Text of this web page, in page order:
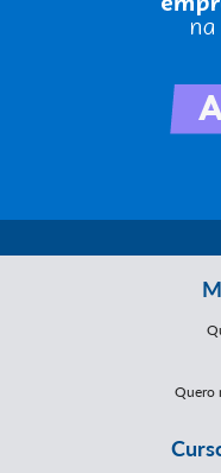
Quero